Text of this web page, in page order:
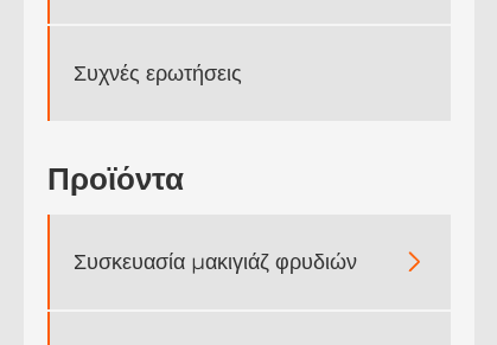
Συχνές ερωτήσεις
Προϊόντα
Συσκευασία μακιγιάζ φρυδιών 